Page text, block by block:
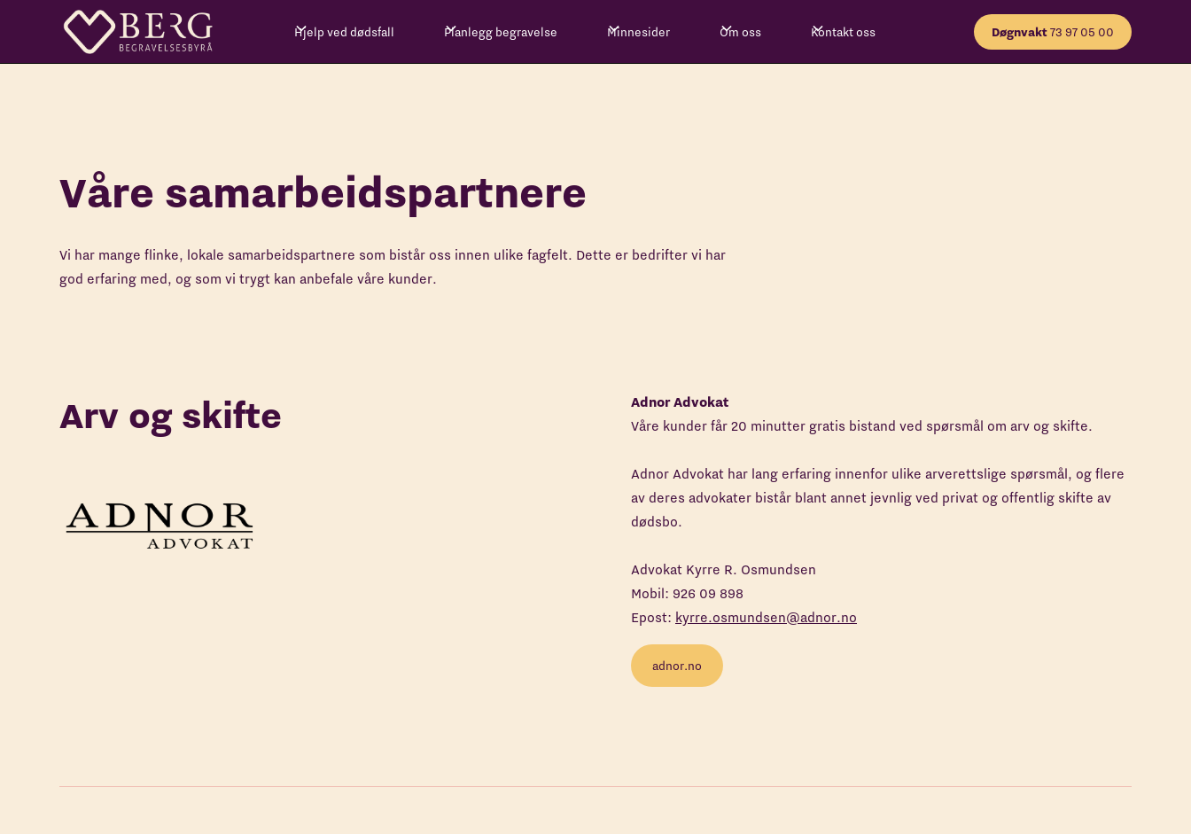
Hjelp ved dødsfall Planlegg begravelse Minnesider Om oss Kontakt oss Døgnvakt73 97 05 00
Våre samarbeidspartnere
Vi har mange flinke, lokale samarbeidspartnere som bistår oss innen ulike fagfelt. Dette er bedrifter vi har
god erfaring med, og som vi trygt kan anbefale våre kunder.
Arv og skifte
Adnor Advokat
Våre kunder får 20 minutter gratis bistand ved spørsmål om arv og skifte.
Adnor Advokat har lang erfaring innenfor ulike arverettslige spørsmål, og flere
av deres advokater bistår blant annet jevnlig ved privat og offentlig skifte av
dødsbo.
​Advokat Kyrre R. Osmundsen
Mobil: 926 09 898
Epost: kyrre.osmundsen@adnor.no
adnor.no